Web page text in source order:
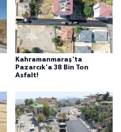
Kahramanmaraş'ta
Pazarcık'a 38 Bin Ton
Asfalt!